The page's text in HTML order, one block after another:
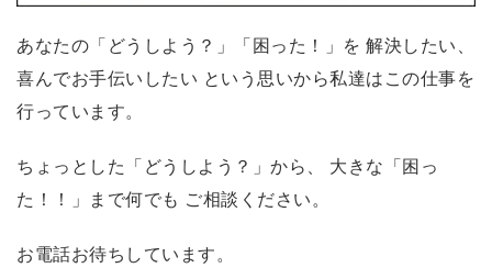
あなたの「どうしよう？」「困った！」を 解決したい、
喜んでお手伝いしたい という思いから私達はこの仕事を
行っています。
ちょっとした「どうしよう？」から、 大きな「困っ
た！！」まで何でも ご相談ください。
お電話お待ちしています。